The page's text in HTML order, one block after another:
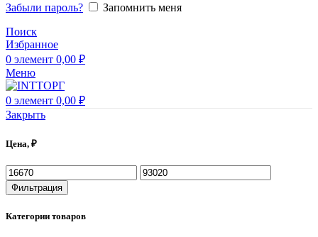
Забыли пароль?
Запомнить меня
Поиск
Избранное
0 элемент 0,00 ₽
Меню
0 элемент 0,00 ₽
Закрыть
Цена, ₽
Минимальная
цена
Максимальная
цена
Фильтрация
Категории товаров